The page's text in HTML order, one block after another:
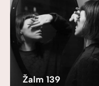
Žalm 139